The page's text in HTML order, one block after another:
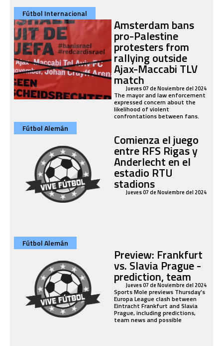
Fútbol Internacional
Amsterdam bans
pro-Palestine
protesters from
rallying outside
Ajax-Maccabi TLV
match
Jueves 07 de Noviembre del 2024
The mayor and law enforcement
expressed concern about the
likelihood of violent
confrontations between fans.
Fútbol Alemán
Comienza el juego
entre RFS Rigas y
Anderlecht en el
estadio RTU
stadions
Jueves 07 de Noviembre del 2024
Fútbol Alemán
Preview: Frankfurt
vs. Slavia Prague -
prediction, team
Jueves 07 de Noviembre del 2024
Sports Mole previews Thursday's
Europa League clash between
Eintracht Frankfurt and Slavia
Prague, including predictions,
team news and possible